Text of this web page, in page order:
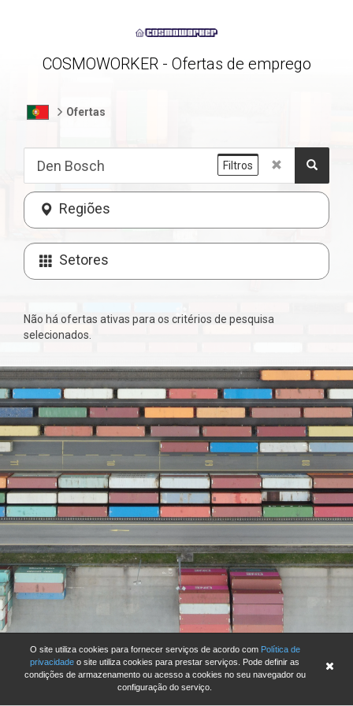
O site utiliza cookies para fornecer serviços de acordo com Política de
privacidade o site utiliza cookies para prestar serviços. Pode definir as
condições de armazenamento ou acesso a cookies no seu navegador ou
configuração do serviço.
COSMOWORKER - Ofertas de emprego
Ofertas
Regiões
Setores
Filtros
Não há ofertas ativas para os critérios de pesquisa
selecionados.